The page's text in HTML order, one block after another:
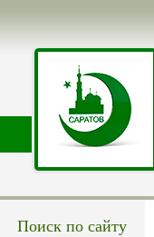
Поиск по сайту